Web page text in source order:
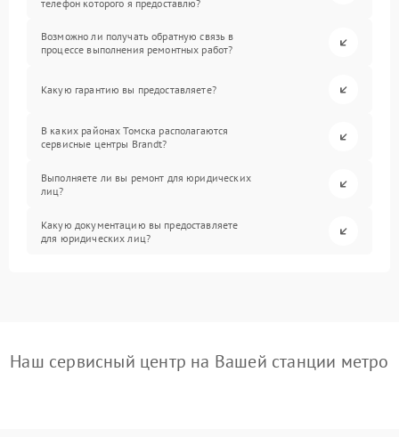
телефон которого я предоставлю?
Возможно ли получать обратную связь в
процессе выполнения ремонтных работ?
Какую гарантию вы предоставляете?
В каких районах Томска располагаются
сервисные центры Brandt?
Выполняете ли вы ремонт для юридических
лиц?
Какую документацию вы предоставляете
для юридических лиц?
Наш сервисный центр на Вашей станции метро